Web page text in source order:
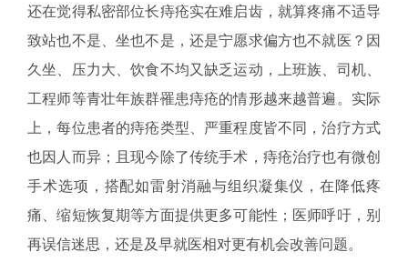
还在觉得私密部位长痔疮实在难启齿，就算疼痛不适导
致站也不是、坐也不是，还是宁愿求偏方也不就医？因
久坐、压力大、饮食不均又缺乏运动，上班族、司机、
工程师等青壮年族群罹患痔疮的情形越来越普遍。实际
上，每位患者的痔疮类型、严重程度皆不同，治疗方式
也因人而异；且现今除了传统手术，痔疮治疗也有微创
手术选项，搭配如雷射消融与组织凝集仪，在降低疼
痛、缩短恢复期等方面提供更多可能性；医师呼吁，别
再误信迷思，还是及早就医相对更有机会改善问题。